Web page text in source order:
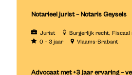
Notarieel jurist – Notaris Geysels
Jurist Burgerlijk recht Fiscaal
0 – 3 jaar
Vlaams-Brabant
Advocaat met +3 jaar ervaring –